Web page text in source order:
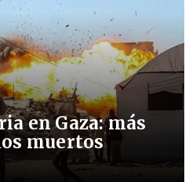
en Gaza: más
muertos